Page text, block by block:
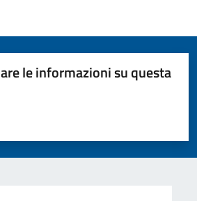
le informazioni su questa
5 stelle su 5
su 5
su 5
5